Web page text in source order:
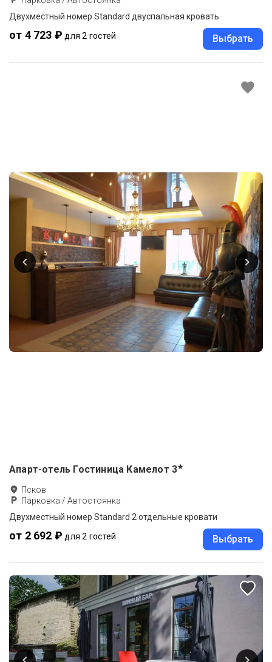
Двухместный номер Standard двуспальная кровать
от 4 723 ₽ для 2 гостей Выбрать
Апарт-отель Гостиница Камелот 3★
Псков
Парковка / Автостоянка
Двухместный номер Standard 2 отдельные кровати
от 2 692 ₽ для 2 гостей Выбрать